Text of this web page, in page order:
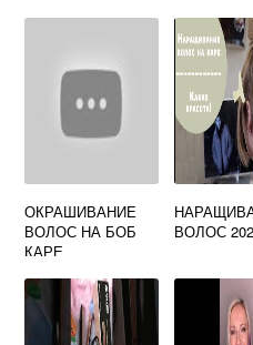
ОКРАШИВАНИЕ
ВОЛОС НА БОБ
КАРЕ
ВОЛОС